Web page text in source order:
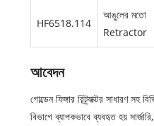
HF6518.114
আঙুলের মতো
Retractor
আবেদন
গোল্ডেন ফিঙ্গার রিট্র্যাক্টর সাধারণ সহ
বিভাগে ব্যাপকভাবে ব্যবহৃত হয়